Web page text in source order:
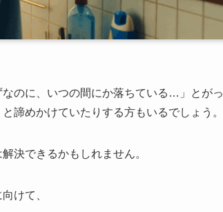
のに、いつの間にか落ちている…」とがっ
諦めかけていたりする方もいるでしょう。
決できるかもしれません。
けて、